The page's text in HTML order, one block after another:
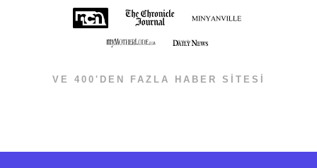
VE 400'DEN FAZLA HABER SİTESİ